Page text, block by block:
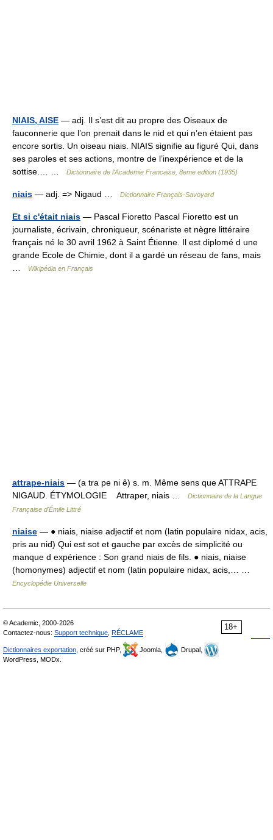
NIAIS, AISE — adj. Il s’est dit au propre des Oiseaux de
fauconnerie que l’on prenait dans le nid et qui n’en étaient pas
encore sortis. Un oiseau niais. NIAIS signifie au figuré Qui, dans
ses paroles et ses actions, montre de l’inexpérience et de la
sottise.… …
Dictionnaire de l'Academie Francaise, 8eme edition (1935)
niais — adj. => Nigaud … Dictionnaire Français-Savoyard
Et si c'était niais — Pascal Fioretto Pascal Fioretto est un
journaliste, écrivain, chroniqueur, scénariste et nègre littéraire
français né le 30 avril 1962 à Saint Étienne. Il est diplomé d une
grande Ecole de Chimie, dont il a gardé un réseau de fans, mais
Wikipédia en Français
attrape-niais — (a tra pe ni ê) s. m. Même sens que ATTRAPE
NIGAUD. ÉTYMOLOGIE Attraper, niais …
Dictionnaire de la Langue
Française d'Émile Littré
niaise — ● niais, niaise adjectif et nom (latin populaire nidax, acis,
pris au nid) Qui est sot et gauche par excès de simplicité ou
manque d expérience : Son grand niais de fils. ● niais, niaise
(homonymes) adjectif et nom (latin populaire nidax, acis,… …
Encyclopédie Universelle
18+
© Academic, 2000-2026
Contactez-nous: Support technique RÉCLAME
Dictionnaires exportation , créé sur PHP, Joomla,
Drupal,
WordPress, MODx.